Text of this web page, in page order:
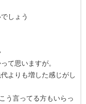
しょう
て思いますが。
よりも増した感じがし
う言ってる方もいらっ